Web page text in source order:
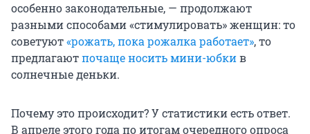
особенно законодательные, — продолжают
разными способами «стимулировать» женщин: то
советуют«рожать, пока рожалка работает», то
предлагаютпочаще носить мини-юбкив
солнечные деньки.
Почему это происходит? У статистики есть ответ.
В апреле этого года по итогам очередного опроса